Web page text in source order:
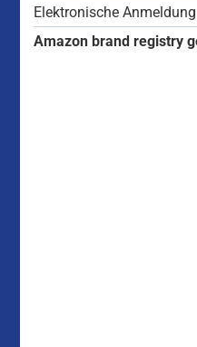
Elektronische
Amazon brand registry